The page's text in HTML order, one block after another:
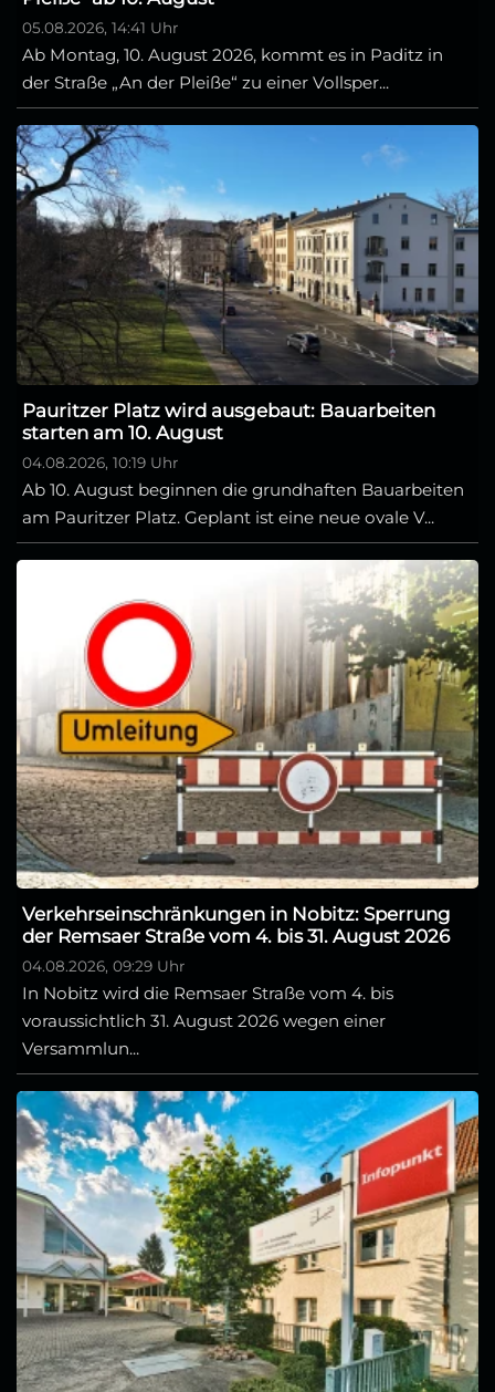
05.08.2026, 14:41 Uhr
Ab Montag, 10. August 2026, kommt es in Paditz in
der Straße „An der Pleiße“ zu einer Vollsper...
Pauritzer Platz wird ausgebaut: Bauarbeiten
starten am 10. August
04.08.2026, 10:19 Uhr
Ab 10. August beginnen die grundhaften Bauarbeiten
am Pauritzer Platz. Geplant ist eine neue ovale V...
Verkehrseinschränkungen in Nobitz: Sperrung
der Remsaer Straße vom 4. bis 31. August 2026
04.08.2026, 09:29 Uhr
In Nobitz wird die Remsaer Straße vom 4. bis
voraussichtlich 31. August 2026 wegen einer
Versammlun...